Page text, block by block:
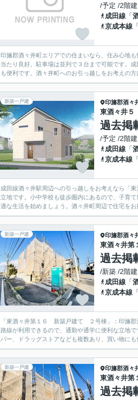
/予定 /2階建
成田線 「
京成本線 「
印旛郡酒々井町エリアでの住まいなら、住み心地
当たり良好。駐車場は並列で３台まで可能です。
も便利です。酒々井町へのお引っ越しをお考えの
新築一戸建 印旛郡酒々
東酒々井
過去掲
/予定 /2階建
成田線 「
京成本線 「
成田線酒々井駅周辺への引っ越しをお考えなら「
立地です。小中学校も徒歩圏内にあるので、子育
適な生活を始めましょう。酒々井町周辺で住宅を
新築一戸建 印旛郡酒々
東酒々井
過去掲
/新築 /2階建
成田線 「
京成本線 「
「東酒々井第１６ 新築戸建て ２号棟」：印旛郡
路線が利用できるので、通勤や通学に便利な立地
パー、ドラッグストアなども複数あり、買い物に
新築一戸建 印旛郡酒々
東酒々井
過去掲